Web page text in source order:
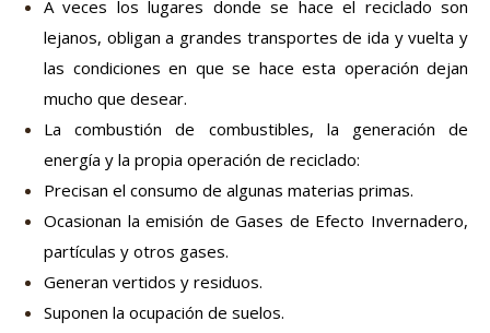
A veces los lugares donde se hace el reciclado son
lejanos, obligan a grandes transportes de ida y vuelta y
las condiciones en que se hace esta operación dejan
mucho que desear.
La combustión de combustibles, la generación de
energía y la propia operación de reciclado:
Precisan el consumo de algunas materias primas.
Ocasionan la emisión de Gases de Efecto Invernadero,
partículas y otros gases.
Generan vertidos y residuos.
Suponen la ocupación de suelos.